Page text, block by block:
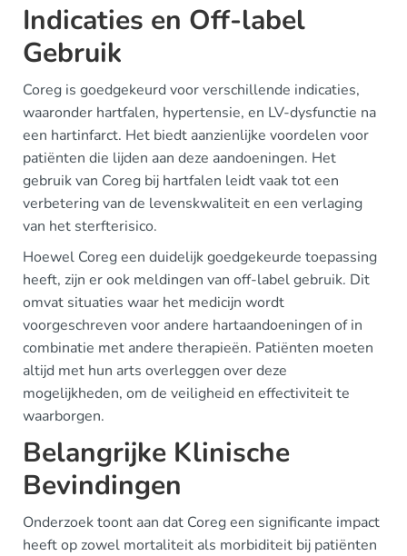
Indicaties en Off-label
Gebruik
Coreg is goedgekeurd voor verschillende indicaties,
waaronder hartfalen, hypertensie, en LV-dysfunctie na
een hartinfarct. Het biedt aanzienlijke voordelen voor
patiënten die lijden aan deze aandoeningen. Het
gebruik van Coreg bij hartfalen leidt vaak tot een
verbetering van de levenskwaliteit en een verlaging
van het sterfterisico.
Hoewel Coreg een duidelijk goedgekeurde toepassing
heeft, zijn er ook meldingen van off-label gebruik. Dit
omvat situaties waar het medicijn wordt
voorgeschreven voor andere hartaandoeningen of in
combinatie met andere therapieën. Patiënten moeten
altijd met hun arts overleggen over deze
mogelijkheden, om de veiligheid en effectiviteit te
waarborgen.
Belangrijke Klinische
Bevindingen
Onderzoek toont aan dat Coreg een significante impact
heeft op zowel mortaliteit als morbiditeit bij patiënten